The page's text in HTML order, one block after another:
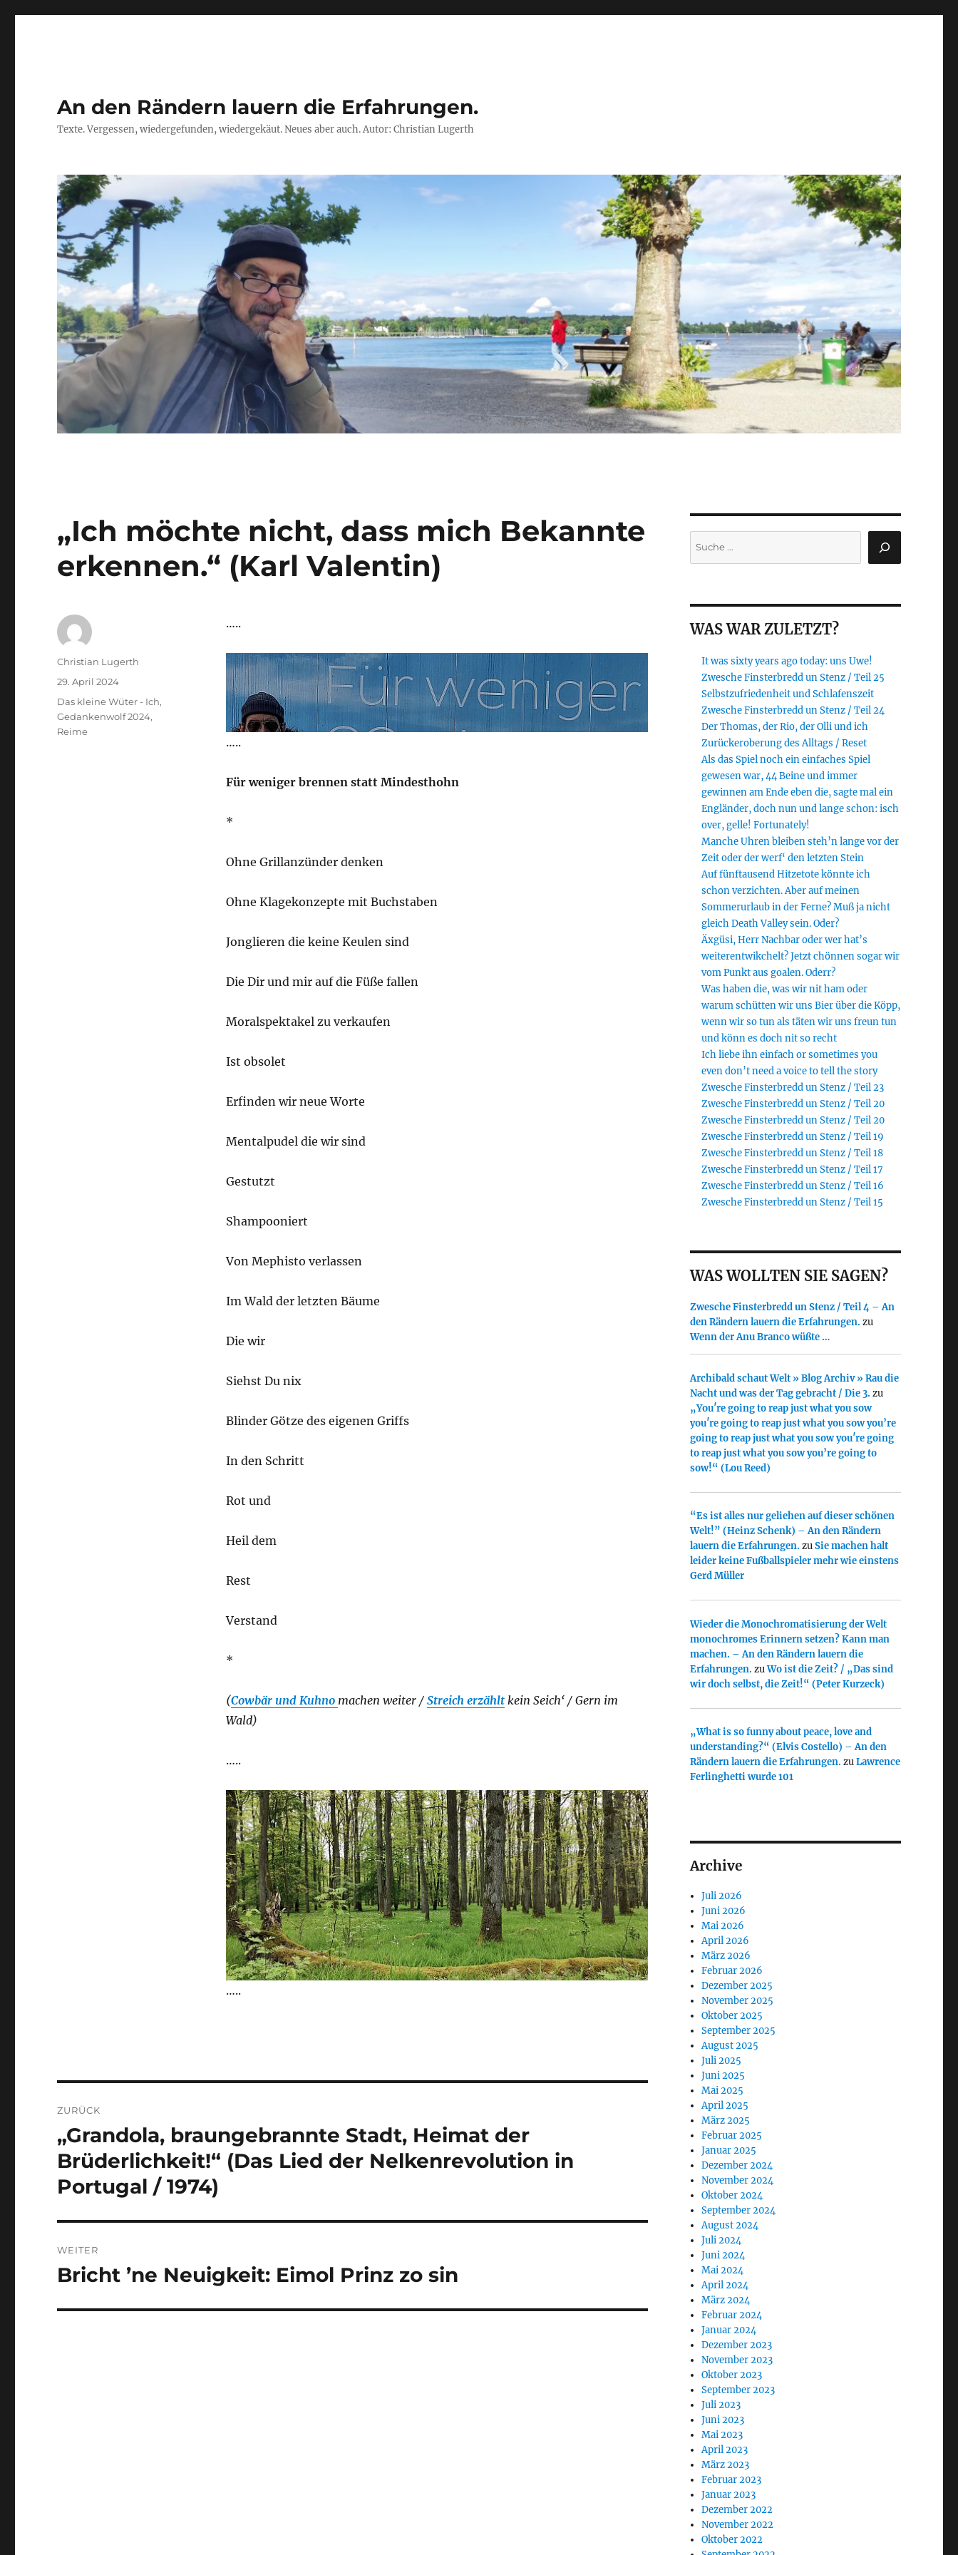
An den Rändern lauern die Erfahrungen.
Texte. Vergessen, wiedergefunden, wiedergekäut. Neues aber auch. Autor: Christian Lugerth
„Ich möchte nicht, dass mich Bekannte
erkennen.“ (Karl Valentin)
…..
…..
Für weniger brennen statt Mindesthohn
*
Ohne Grillanzünder denken
Ohne Klagekonzepte mit Buchstaben
Jonglieren die keine Keulen sind
Die Dir und mir auf die Füße fallen
Moralspektakel zu verkaufen
Ist obsolet
Erfinden wir neue Worte
Mentalpudel die wir sind
Gestutzt
Shampooniert
Von Mephisto verlassen
Im Wald der letzten Bäume
Die wir
Siehst Du nix
Blinder Götze des eigenen Griffs
In den Schritt
Rot und
Heil dem
Rest
Verstand
*
(Cowbär und Kuhno machen weiter / Streich erzähltkein Seich‘ / Gern im
Wald)
…..
…..
Autor
Christian Lugerth
Veröffentlicht
29. April 2024
Kategorien
Das kleine Wüter - Ich,
Gedankenwolf 2024,
Reime
ZURÜCK
Vorheriger
Beitrag:
„Grandola, braungebrannte Stadt, Heimat der
Brüderlichkeit!“ (Das Lied der Nelkenrevolution in
Portugal / 1974)
WEITER
Nächster
Bricht ’ne Neuigkeit: Eimol Prinz zo sin
WAS WAR ZULETZT?
It was sixty years ago today: uns Uwe!
Zwesche Finsterbredd un Stenz / Teil 25
Selbstzufriedenheit und Schlafenszeit
Zwesche Finsterbredd un Stenz / Teil 24
Der Thomas, der Rio, der Olli und ich
Zurückeroberung des Alltags / Reset
Als das Spiel noch ein einfaches Spiel
gewesen war, 44 Beine und immer
gewinnen am Ende eben die, sagte mal ein
Engländer, doch nun und lange schon: isch
over, gelle! Fortunately!
Manche Uhren bleiben steh’n lange vor der
Zeit oder der werf‘ den letzten Stein
Auf fünftausend Hitzetote könnte ich
schon verzichten. Aber auf meinen
Sommerurlaub in der Ferne? Muß ja nicht
gleich Death Valley sein. Oder?
Äxgüsi, Herr Nachbar oder wer hat’s
weiterentwikchelt? Jetzt chönnen sogar wir
vom Punkt aus goalen. Oderr?
Was haben die, was wir nit ham oder
warum schütten wir uns Bier über die Köpp,
wenn wir so tun als täten wir uns freun tun
und könn es doch nit so recht
Ich liebe ihn einfach or sometimes you
even don’t need a voice to tell the story
Zwesche Finsterbredd un Stenz / Teil 23
Zwesche Finsterbredd un Stenz / Teil 20
Zwesche Finsterbredd un Stenz / Teil 20
Zwesche Finsterbredd un Stenz / Teil 19
Zwesche Finsterbredd un Stenz / Teil 18
Zwesche Finsterbredd un Stenz / Teil 17
Zwesche Finsterbredd un Stenz / Teil 16
Zwesche Finsterbredd un Stenz / Teil 15
WAS WOLLTEN SIE SAGEN?
Zwesche Finsterbredd un Stenz / Teil 4 – An
den Rändern lauern die Erfahrungen. zu
Wenn der Anu Branco wüßte …
Archibald schaut Welt » Blog Archiv » Rau die
Nacht und was der Tag gebracht / Die 3. zu
„You′re going to reap just what you sow
you′re going to reap just what you sow you’re
going to reap just what you sow you′re going
to reap just what you sow you’re going to
sow!“ (Lou Reed)
“Es ist alles nur geliehen auf dieser schönen
Welt!” (Heinz Schenk) – An den Rändern
lauern die Erfahrungen. zuSie machen halt
leider keine Fußballspieler mehr wie einstens
Gerd Müller
Wieder die Monochromatisierung der Welt
monochromes Erinnern setzen? Kann man
machen. – An den Rändern lauern die
Erfahrungen. zuWo ist die Zeit? / „Das sind
wir doch selbst, die Zeit!“ (Peter Kurzeck)
„What is so funny about peace, love and
understanding?“ (Elvis Costello) – An den
Rändern lauern die Erfahrungen. zuLawrence
Ferlinghetti wurde 101
Archive
Juli 2026
Juni 2026
Mai 2026
April 2026
März 2026
Februar 2026
Dezember 2025
November 2025
Oktober 2025
September 2025
August 2025
Juli 2025
Juni 2025
Mai 2025
April 2025
März 2025
Februar 2025
Januar 2025
Dezember 2024
November 2024
Oktober 2024
September 2024
August 2024
Juli 2024
Juni 2024
Mai 2024
April 2024
März 2024
Februar 2024
Januar 2024
Dezember 2023
November 2023
Oktober 2023
September 2023
Juli 2023
Juni 2023
Mai 2023
April 2023
März 2023
Februar 2023
Januar 2023
Dezember 2022
November 2022
Oktober 2022